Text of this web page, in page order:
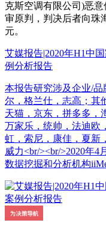
克斯空调有限公司)恶
审原判，判决后者向珠
元。
艾媒报告|2020年H1中
例分析报告
本报告研究涉及企业/
尔，格兰仕，志高；其
天猫，京东，拼多多，
万家乐，统帅，法迪欧
虹，索尼，康佳，夏新
威力<br/><br/>2020年
数据挖掘和分析机构